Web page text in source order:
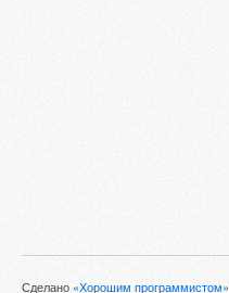
Сделано «Хорошим программистом»